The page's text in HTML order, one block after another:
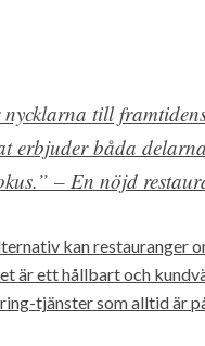
till
erbjuder båda
– En nöjd
kan restauranger
är ett hållbart och
tjänster som alltid är